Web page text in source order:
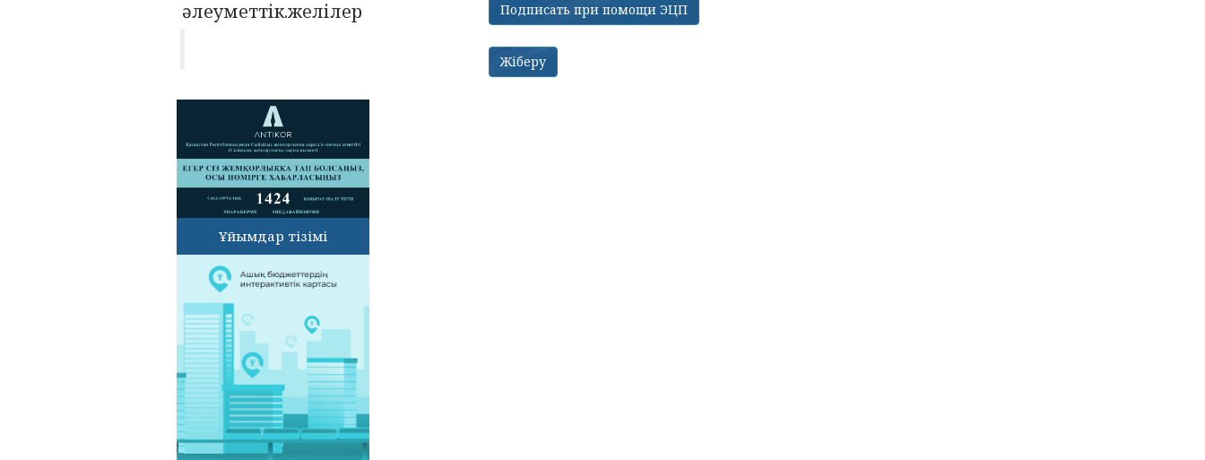
әлеуметтік.желілер
Ұйымдар тізімі